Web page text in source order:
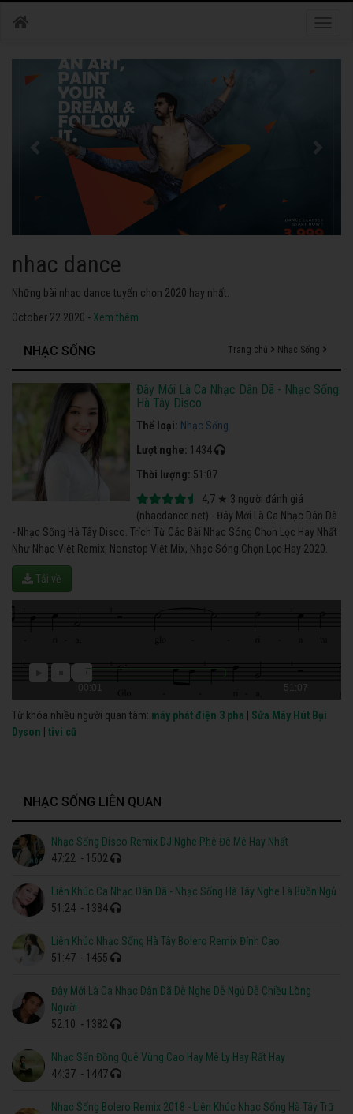
nhac dance
Những bài nhạc dance tuyển chọn 2020 hay nhất.
October 22 2020 - Xem thêm
NHẠC SỐNG Trang chủ Nhạc Sống
Đây Mới Là Ca Nhạc Dân Dã - Nhạc Sống
Hà Tây Disco
Thể loại: Nhạc Sống
Lượt nghe: 1434
Thời lượng: 51:07
4,7 ★ 3 người đánh giá
(nhacdance.net) - Đây Mới Là Ca Nhạc Dân Dã
- Nhạc Sống Hà Tây Disco. Trích Từ Các Bài Nhạc Sóng Chọn Lọc Hay Nhất
Như Nhạc Việt Remix, Nonstop Việt Mix, Nhạc Sóng Chọn Lọc Hay 2020.
Tải về
00:01 51:07
Từ khóa nhiều người quan tâm: máy phát điện 3 pha
Sửa Máy Hút Bụi
Dyson
tivi cũ
NHẠC SỐNG LIÊN QUAN
Nhạc Sống Disco Remix DJ Nghe Phê Đê Mê Hay Nhất
47:22 - 1502
Liên Khúc Ca Nhạc Dân Dã - Nhạc Sống Hà Tây Nghe Là Buồn Ngủ
51:24 - 1384
Liên Khúc Nhạc Sống Hà Tây Bolero Remix Đỉnh Cao
51:47 - 1455
Đây Mới Là Ca Nhạc Dân Dã Dễ Nghe Dễ Ngủ Dễ Chiều Lòng
Người
52:10 - 1382
Nhạc Sến Đồng Quê Vùng Cao Hay Mê Ly Hay Rất Hay
44:37 - 1447
Nhạc Sống Bolero Remix 2018 - Liên Khúc Nhạc Sống Hà Tây Trữ